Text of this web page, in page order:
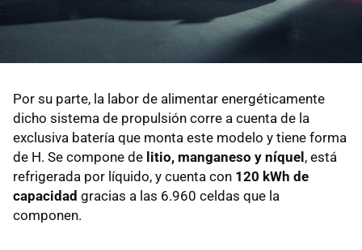
Por su parte, la labor de alimentar energéticamente
dicho sistema de propulsión corre a cuenta de la
exclusiva batería que monta este modelo y tiene forma
de H. Se compone de litio, manganeso y níquel, está
refrigerada por líquido, y cuenta con 120 kWh de
capacidad gracias a las 6.960 celdas que la
componen.